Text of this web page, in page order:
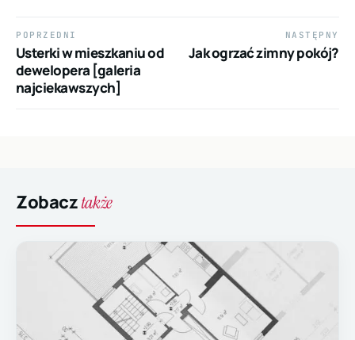
Nawigacja
wpisu
POPRZEDNI
Poprzedni
wpis:
Usterki w mieszkaniu od
dewelopera [galeria
najciekawszych]
NASTĘPNY
Następny
Jak ogrzać zimny pokój?
Zobacztakże